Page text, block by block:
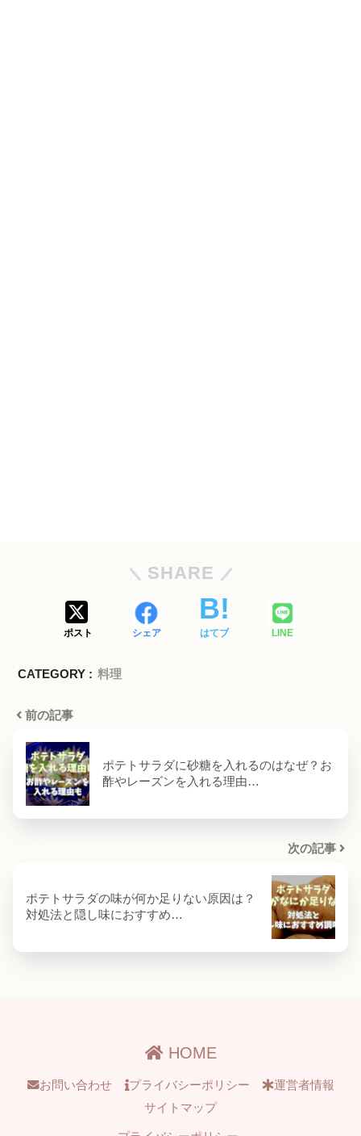
SHARE
ポスト シェア はてブ LINE
CATEGORY : 料理
前の記事
ポテトサラダに砂糖を入れるのはなぜ？お
酢やレーズンを入れる理由…
次の記事
ポテトサラダの味が何か足りない原因は？
対処法と隠し味におすすめ…
HOME
お問い合わせ プライバシーポリシー
運営者情報
サイトマップ